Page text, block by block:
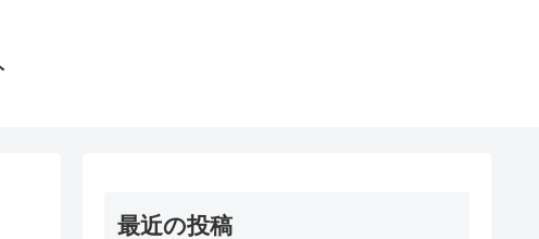
最近の投稿